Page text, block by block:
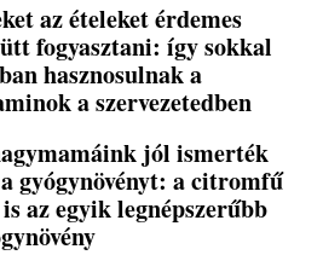
az ételeket érdemes
fogyasztani: így sokkal
hasznosulnak a
a szervezetedben
jól ismerték
gyógynövényt: a citromfű
az egyik legnépszerűbb